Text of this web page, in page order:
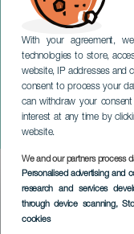
With your agreement,
technologies to store,
website, IP addresses and
consent to process your
can withdraw your
interest at any time by
website.
We and our partners process
Personalised advertising and
research and services
through device scanning,
cookies
Carrera
TENERIFE
Imagen
Listado